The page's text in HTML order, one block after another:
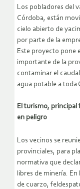
Los pobladores del
Córdoba, están
cielo abierto de
por parte de la
Este proyecto pone
importante de la
contaminar el
agua potable a toda
El turismo, principal
en peligro
Los vecinos se
provinciales, para
normativa que
libres de minería. En
de cuarzo,